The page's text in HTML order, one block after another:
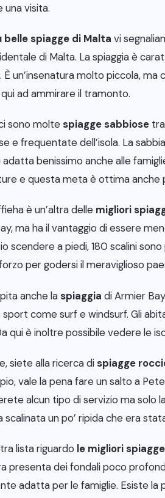
una visita.
belle spiagge di Malta vi
di Malta. La spiaggia è
È un’insenatura molto piccola,
ad ammirare il tramonto.
sono moltespiagge sabbiose
e frequentate dell’isola. La
benissimo anche alle
e questa meta è ottima anche
è un’altra delle migliori
ma ha il vantaggio di essere
scendere a piedi, 180 scalini
per godersi il meraviglioso
anche laspiaggia di Armier
come surf e windsurf. Gli
qui è inoltre possibile vedere le
siete alla ricerca dispiagge
vale la pena fare un salto a
alcun tipo di servizio ma solo
scalinata un po’ ripida che era
lista riguardo le migliori
presenta dei fondali poco
adatta per le famiglie. Esiste la